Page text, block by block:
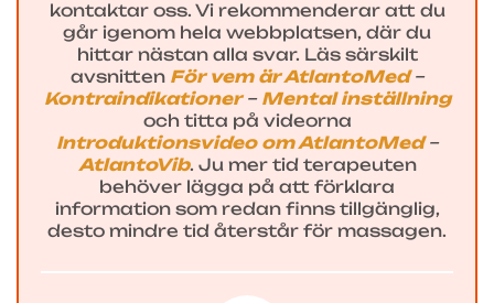
kontaktar oss. Vi rekommenderar att du
går igenom hela webbplatsen, där du
hittar nästan alla svar. Läs särskilt
avsnitten För vem är AtlantoMed–
Kontraindikationer– Mental inställning
och titta på videorna
Introduktionsvideo om AtlantoMed–
AtlantoVib. Ju mer tid terapeuten
behöver lägga på att förklara
information som redan finns tillgänglig,
desto mindre tid återstår för massagen.